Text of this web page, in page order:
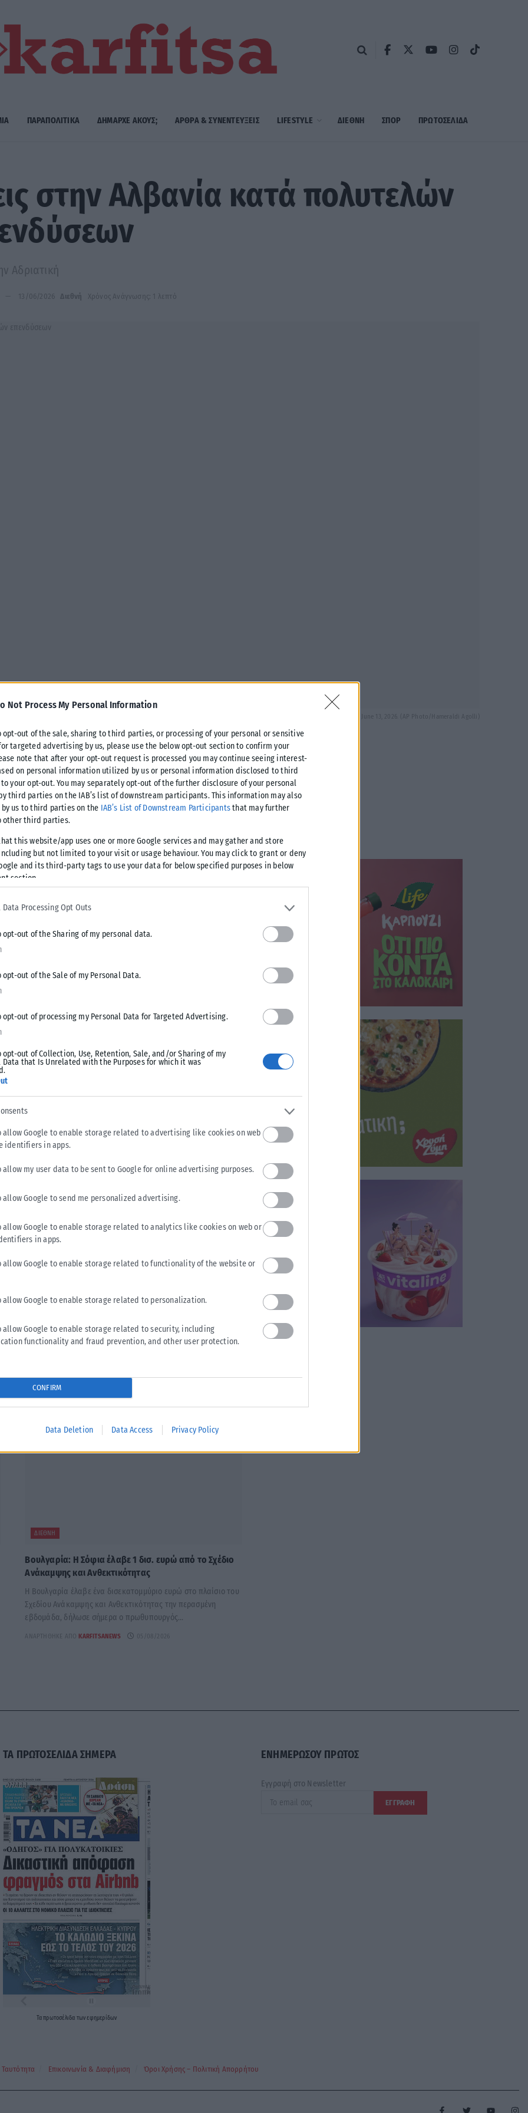
Not Process My Personal Information
opt-out of the sale, sharing to third parties, or processing of your personal or sensitive
targeted advertising by us, please use the below opt-out section to confirm your
note that after your opt-out request is processed you may continue seeing interest-
on personal information utilized by us or personal information disclosed to third
your opt-out. You may separately opt-out of the further disclosure of your personal
third parties on the IAB’s list of downstream participants. This information may also
by us to third parties on the IAB’s List of Downstream Participantsthat may further
other third parties.
this website/app uses one or more Google services and may gather and store
but not limited to your visit or usage behaviour. You may click to grant or deny
and its third-party tags to use your data for below specified purposes in below
section.
Data Processing Opt Outs
opt-out of the Sharing of my personal data.
opt-out of the Sale of my Personal Data.
opt-out of processing my Personal Data for Targeted Advertising.
opt-out of Collection, Use, Retention, Sale, and/or Sharing of my
Data that Is Unrelated with the Purposes for which it was
allow Google to enable storage related to advertising like cookies on web
identifiers in apps.
allow my user data to be sent to Google for online advertising purposes.
allow Google to send me personalized advertising.
allow Google to enable storage related to analytics like cookies on web or
in apps.
allow Google to enable storage related to functionality of the website or
allow Google to enable storage related to personalization.
allow Google to enable storage related to security, including
functionality and fraud prevention, and other user protection.
CONFIRM
Data Deletion Data Access Privacy Policy
ΠΑΡΑΠΟΛΙΤΙΚΑ ΔΗΜΑΡΧE ΑΚΟΥΣ; ΑΡΘΡΑ & ΣΥΝΕΝΤΕΥΞΕΙΣ LIFESTYLE ΔΙΕΘΝΗ ΣΠΟΡ ΠΡΩΤΟΣΈΛΙΔΑ
στην Αλβανία κατά πολυτελών
Αδριατική
13/06/2026 Διεθνή Χρόνος Ανάγνωσης: 1 λεπτό
site during a rally against plans for building a tourist resort, in the Rrjoll area of Shkoder, northern Albania, Saturday, June 13, 2026. (AP Photo/Hameraldi Agolli)
οργανώσεων στην Αλβανία απέναντι στα μεγάλα
της χώρας, με νέο επεισόδιο να καταγράφεται το
Ριόλ της βορειοδυτικής Αλβανίας και προχώρησαν
που είχαν τοποθετηθεί γύρω από υπό κατασκευή
εκτάσεις που ανήκουν στις οικογένειές τους και κάνουν
με εκπροσώπους των διαμαρτυρόμενων, περίπου
περιοχή και δηλώνουν αποφασισμένες να συνεχίσουν
με τον Κούσνερ
διαδηλώσεις που πραγματοποιήθηκαν στα Τίρανα και σε
που συνδέονται με επενδυτικά σχήματα στα
προέδρου Ντόναλντ Τραμπ.
προστατευόμενων παράκτιων περιοχών κοντά
βιότοπο για φλαμίνγκο, θαλάσσιες χελώνες και
προειδοποιούν ότι η εκτεταμένη δόμηση μπορεί να
Ράμα συνεχίζει να στηρίζει τα έργα, υποστηρίζοντας
προσελκύσουν σημαντικά ξένα κεφάλαια στη χώρα.
αμφισβητούμενες διαδικασίες παραχώρησης γης και
Οι διαμαρτυρίες των τελευταίων εβδομάδων έχουν
διαμαρτυρίας που έχει γνωρίσει η Αλβανία τα
Send
ΔΙΕΘΝΉ
Βουλγαρία: Η Σόφια έλαβε 1 δισ. ευρώ από το Σχέδιο
Ανάκαμψης και Ανθεκτικότητας
Η Βουλγαρία έλαβε ένα δισεκατομμύριο ευρώ στο πλαίσιο του
Σχεδίου Ανάκαμψης και Ανθεκτικότητας την περασμένη
εβδομάδα, δήλωσε σήμερα ο πρωθυπουργός...
ΑΝΑΡΤΉΘΗΚΕ ΑΠΌ KARFITSANEWS 05/08/2026
ΤΑ ΠΡΩΤΟΣΕΛΙΔΑ ΣΗΜΕΡΑ
Ταπρωτοσέλιδα τωνεφημερίδων
ΕΝΗΜΕΡΩΣΟΥ ΠΡΩΤΟΣ
Εγγραφή στο Newsletter
Ταυτότητα Επικοινωνία & Διαφήμιση Όροι Χρήσης – Πολιτική Απορρήτου